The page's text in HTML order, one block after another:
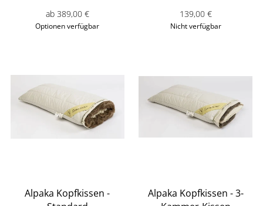
ab 389,00 €
Optionen verfügbar
Verkaufspreis: 139,00
139,00 €
Nicht verfügbar
Alpaka Kopfkissen -
Alpaka Kopfkissen - 3-